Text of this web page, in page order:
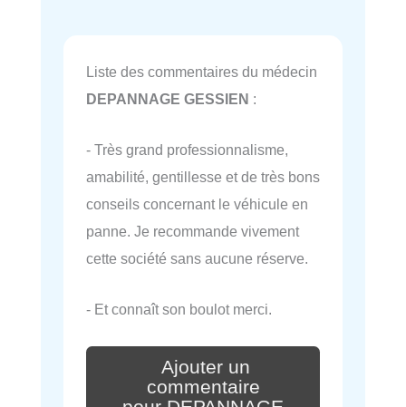
Liste des commentaires du médecin
DEPANNAGE GESSIEN :
- Très grand professionnalisme,
amabilité, gentillesse et de très bons
conseils concernant le véhicule en
panne. Je recommande vivement
cette société sans aucune réserve.
- Et connaît son boulot merci.
Ajouter un
commentaire